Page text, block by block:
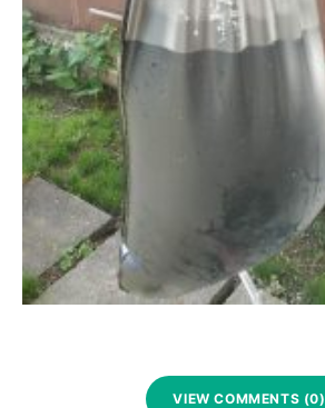
VIEW COMMENTS (0)